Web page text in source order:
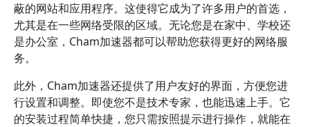
蔽的网站和应用程序。这使得它成为了许多用户的首选，
尤其是在一些网络受限的区域。无论您是在家中、学校还
是办公室，Cham加速器都可以帮助您获得更好的网络服
务。
此外，Cham加速器还提供了用户友好的界面，方便您进
行设置和调整。即使您不是技术专家，也能迅速上手。它
的安装过程简单快捷，您只需按照提示进行操作，就能在